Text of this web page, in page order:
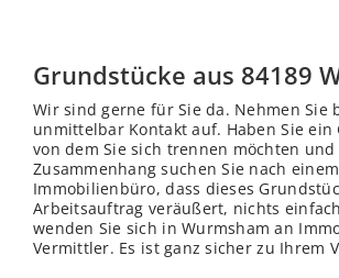
Grundstücke aus 84189
Wir sind gerne für Sie da. Nehmen Sie
unmittelbar Kontakt auf. Haben Sie ein
von dem Sie sich trennen möchten
Zusammenhang suchen Sie nach einem
Immobilienbüro, dass dieses
Arbeitsauftrag veräußert, nichts
wenden Sie sich in Wurmsham an
Vermittler. Es ist ganz sicher zu Ihrem